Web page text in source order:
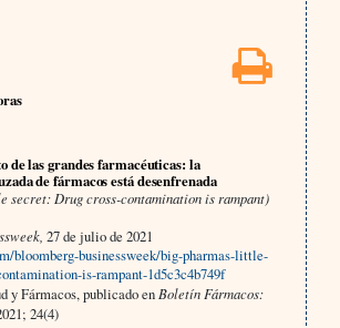
de las grandes farmacéuticas: la
de fármacos está desenfrenada
secret: Drug cross-contamination is rampant)
27 de julio de 2021
bloomberg-businessweek/big-pharmas-little-
is-rampant-1d5c3c4b749f
y Fármacos, publicado en Boletín Fármacos:
24(4)